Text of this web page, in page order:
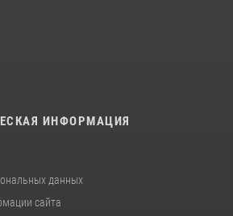
ИНФОРМАЦИЯ
данных
сайта